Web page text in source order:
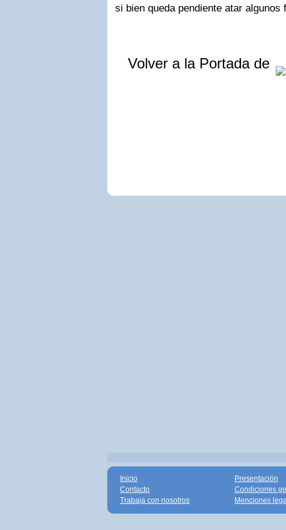
si bien queda pendiente atar algunos
Volver a la Portada de
Inicio
Contacto
Trabaja con nosotros
Presentación
Condiciones
Menciones